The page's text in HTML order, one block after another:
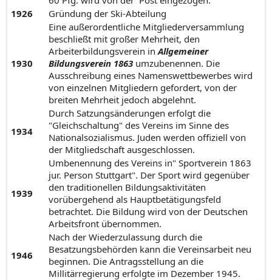
1926
Gründung der Ski-Abteilung
1930
Eine außerordentliche Mitgliederversammlung
beschließt mit großer Mehrheit, den
Arbeiterbildungsverein in Allgemeiner
Bildungsverein 1863 umzubenennen. Die
Ausschreibung eines Namenswettbewerbes wird
von einzelnen Mitgliedern gefordert, von der
breiten Mehrheit jedoch abgelehnt.
1934
Durch Satzungsänderungen erfolgt die
"Gleichschaltung" des Vereins im Sinne des
Nationalsozialismus. Juden werden offiziell von
der Mitgliedschaft ausgeschlossen.
1939
Umbenennung des Vereins in" Sportverein 1863
jur. Person Stuttgart". Der Sport wird gegenüber
den traditionellen Bildungsaktivitäten
vorübergehend als Hauptbetätigungsfeld
betrachtet. Die Bildung wird von der Deutschen
Arbeitsfront übernommen.
1946
Nach der Wiederzulassung durch die
Besatzungsbehörden kann die Vereinsarbeit neu
beginnen. Die Antragsstellung an die
Millitärregierung erfolgte im Dezember 1945.